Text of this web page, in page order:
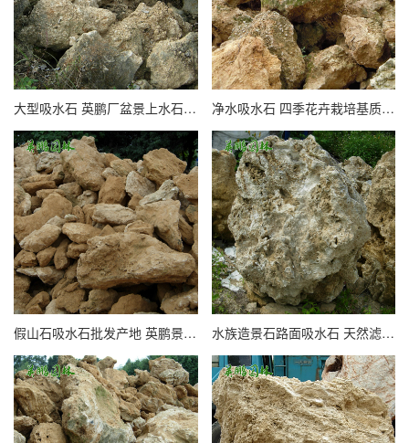
大型吸水石 英鹏厂盆景上水石 天然流水喷泉庭院装饰摆件石 净水吸水石 四季花卉栽培基质用软质多孔石 水族造景假山石
假山石吸水石批发产地 英鹏景观黄色千层石 软质水族景观石 水族造景石路面吸水石 天然滤水火山石 园艺大型池景上水石